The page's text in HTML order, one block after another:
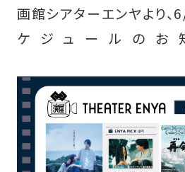
画館シアターエンヤより
ケジュールのお